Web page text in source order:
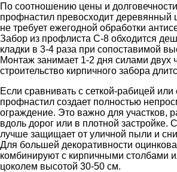
По соотношению цены и
профнастил превосходит деревянный
не требует ежегодной обработки
Забор из профлиста С-8 обходится
кладки в 3-4 раза при сопоставимой
Монтаж занимает 1-2 дня силами двух
строительство кирпичного забора
Если сравнивать с сеткой-рабицей
профнастил создает полностью
ограждение. Это важно для участков,
вдоль дорог или в плотной застройке.
лучше защищает от уличной пыли и
Для большей декоративности
комбинируют с кирпичными столбами
цоколем высотой 30-50 см.